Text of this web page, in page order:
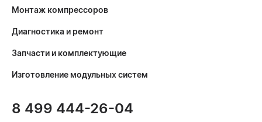
Монтаж компрессоров
Диагностика и ремонт
Запчасти и комплектующие
Изготовление модульных систем
8 499 444-26-04